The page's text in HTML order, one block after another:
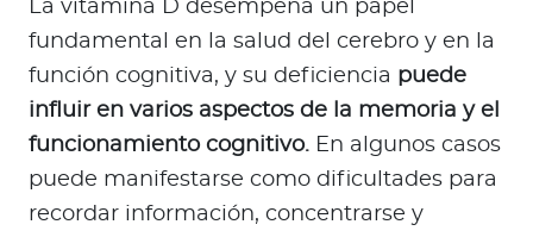
La vitamina D desempeña un papel
fundamental en la salud del cerebro y en la
función cognitiva, y su deficiencia puede
influir en varios aspectos de la memoria y el
funcionamiento cognitivo. En algunos casos
puede manifestarse como dificultades para
recordar información, concentrarse y